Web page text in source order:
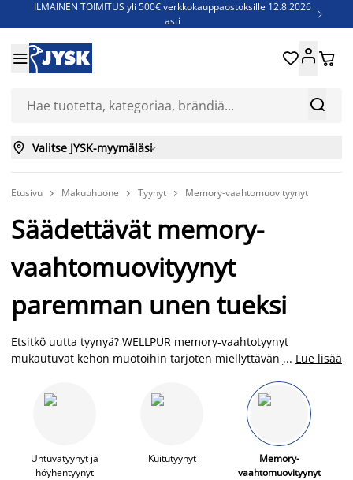
ILMAINEN TOIMITUS yli 500€ verkkokauppaostoksille 12.8.2026
asti

Jenkkisänkyjä - Säästä jopa 60%


 
 Valitse JYSK-myymäläsi
Etusivu  Makuuhuone  Tyynyt  Memory-vaahtomuovityynyt
Säädettävät memory-
vaahtomuovityynyt
paremman unen tueksi
Etsitkö uutta tyynyä? WELLPUR memory-vaahtotyynyt
mukautuvat kehon muotoihin tarjoten miellyttävän ja tukevan
ja ovat allergiaystävällisiä. Konepestävä päällinen tekee
huollosta helppoa, ja tyynyjen säädettävä korkeus auttaa
löytämään juuri sinulle sopivan mukavuuden. Tutustu
ja löydä oikea tyyny, joka tekee unestasi
rauhallisen ja levollisen.
... Lue lisää
Untuvatyynyt ja
höyhentyynyt
Kuitutyynyt
Memory-
vaahtomuovityynyt